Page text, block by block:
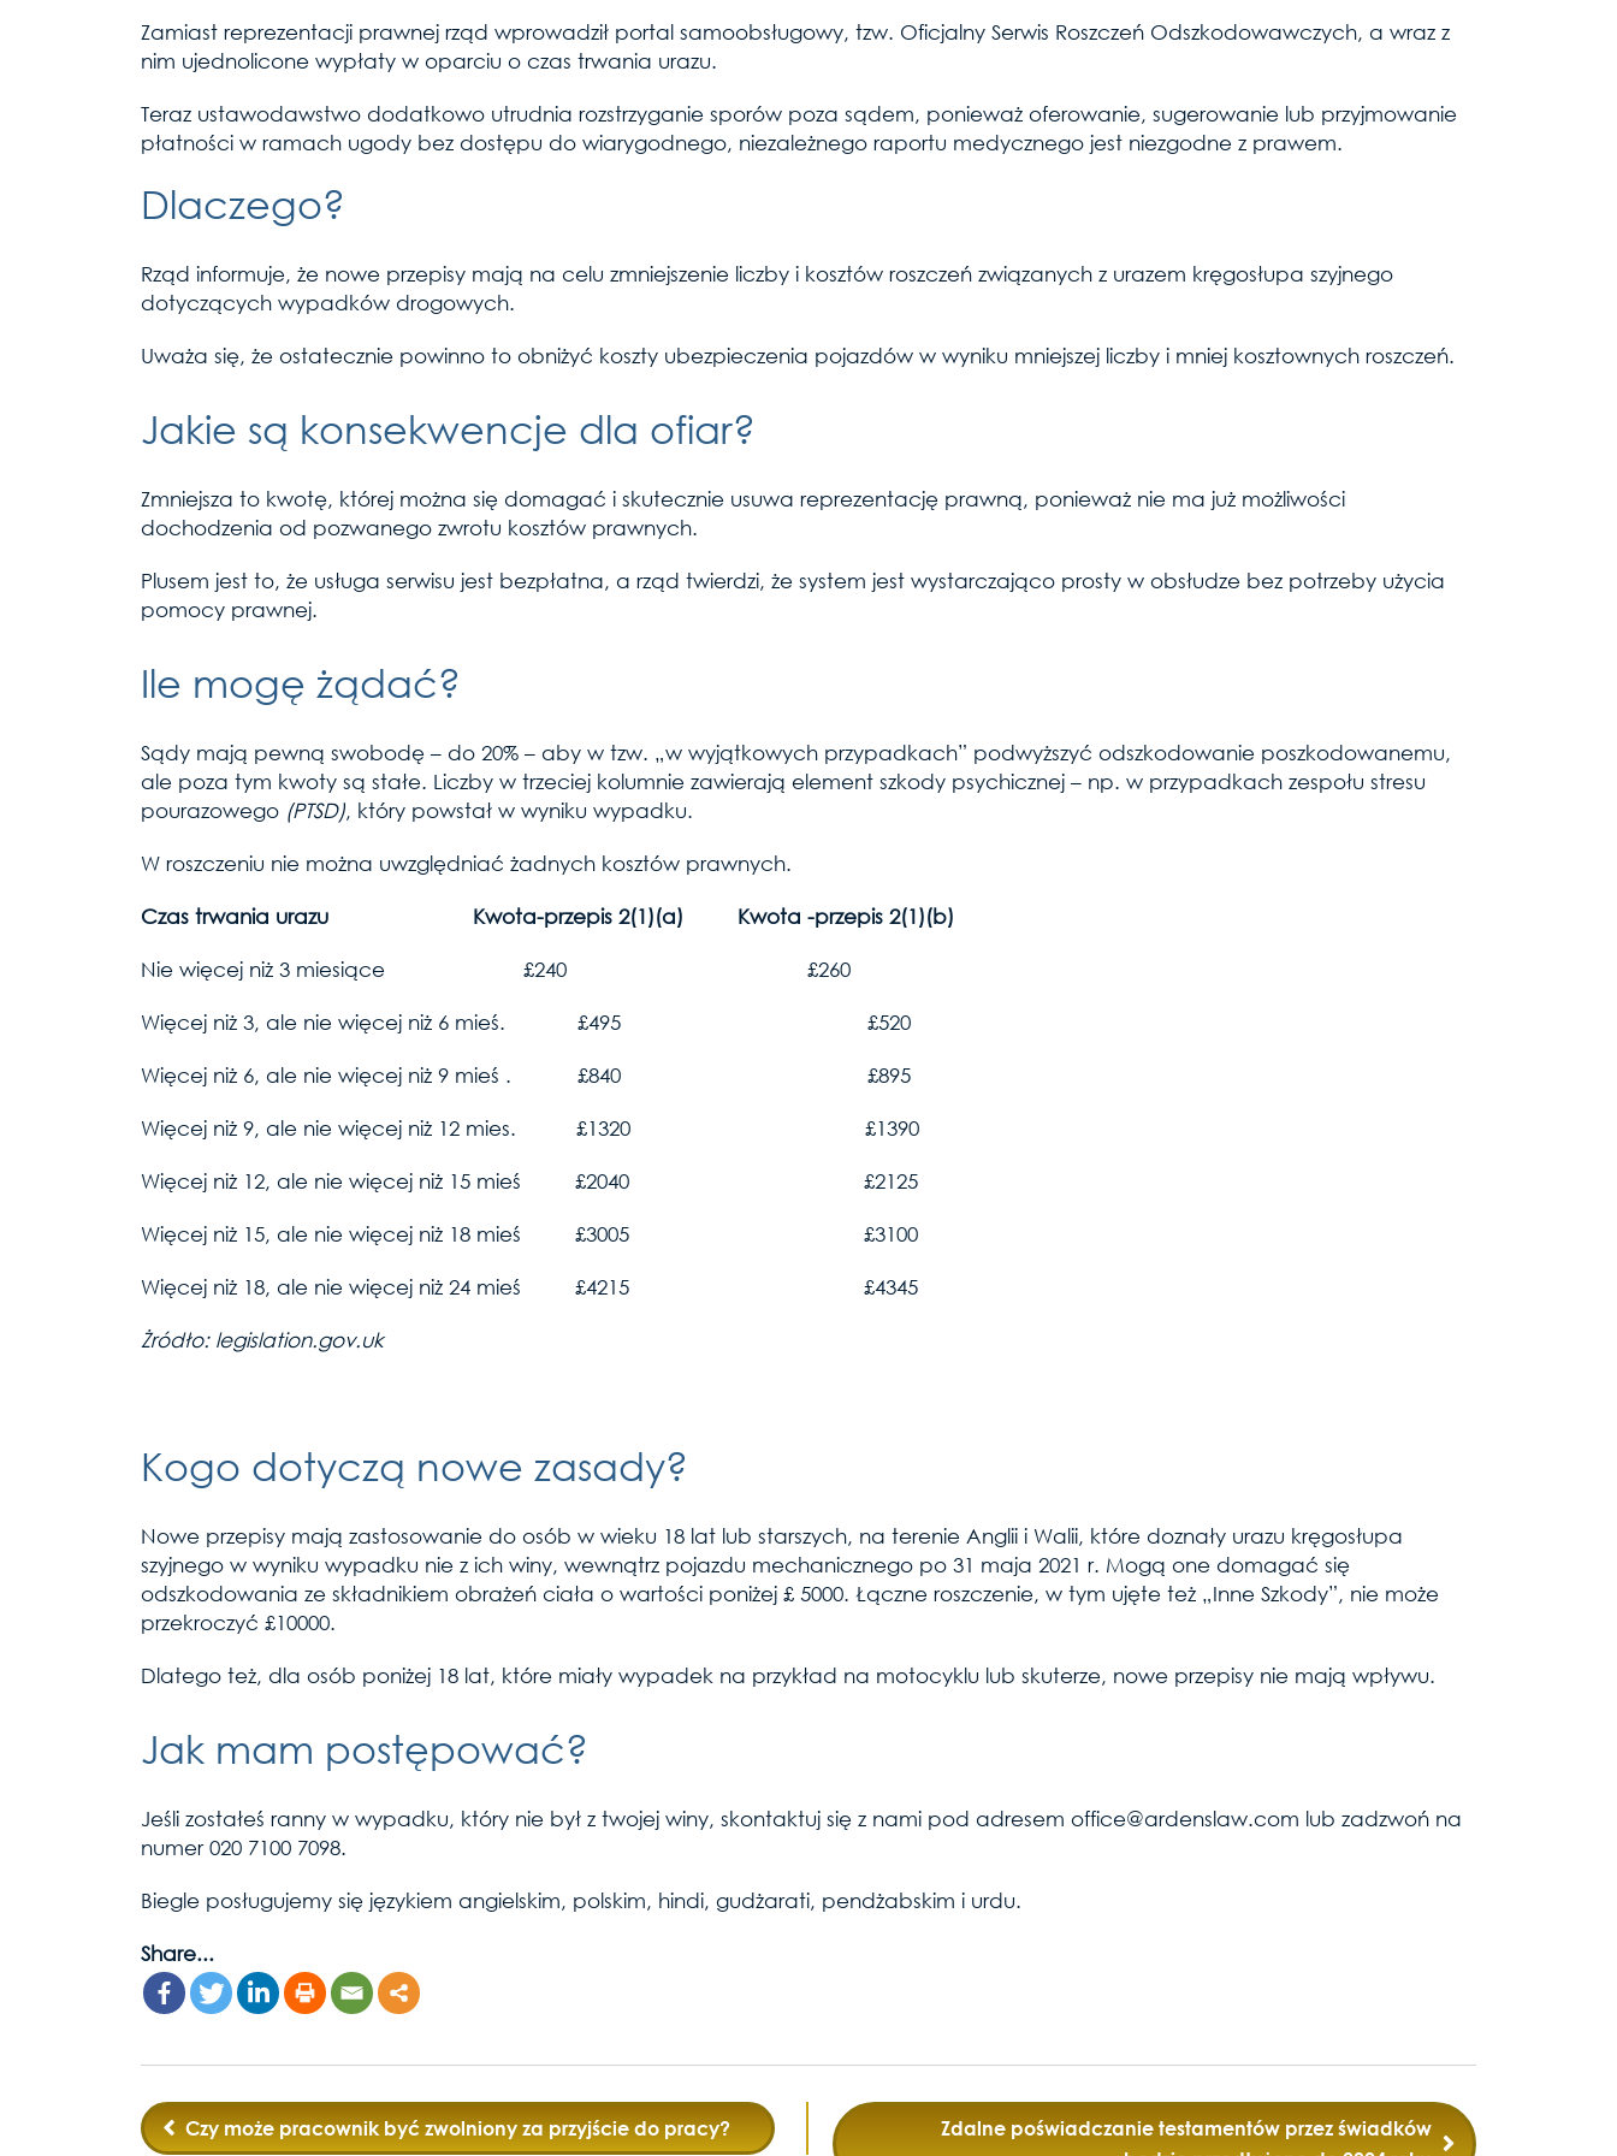
Zamiast reprezentacji prawnej rząd wprowadził portal samoobsługowy, tzw. Oficjalny Serwis Roszczeń Odszkodowawczych, a wraz z
nim ujednolicone wypłaty w oparciu o czas trwania urazu.
Teraz ustawodawstwo dodatkowo utrudnia rozstrzyganie sporów poza sądem, ponieważ ​​oferowanie, sugerowanie lub przyjmowanie
płatności w ramach ugody bez dostępu do wiarygodnego, niezależnego raportu medycznego jest niezgodne z prawem.
Dlaczego?
Rząd informuje, że nowe przepisy mają na celu zmniejszenie liczby i kosztów roszczeń związanych z urazem kręgosłupa szyjnego
dotyczących wypadków drogowych.
Uważa się, że ostatecznie powinno to obniżyć koszty ubezpieczenia pojazdów w wyniku mniejszej liczby i mniej kosztownych roszczeń.
Jakie są konsekwencje dla ofiar?
Zmniejsza to kwotę, której można się domagać i skutecznie usuwa reprezentację prawną, ponieważ nie ma już możliwości
dochodzenia od pozwanego zwrotu kosztów prawnych.
Plusem jest to, że usługa serwisu jest bezpłatna, a rząd twierdzi, że system jest wystarczająco prosty w obsłudze bez potrzeby użycia
pomocy prawnej.
Ile mogę żądać?
Sądy mają pewną swobodę – do 20% – aby w tzw. „w wyjątkowych przypadkach” podwyższyć odszkodowanie poszkodowanemu,
ale poza tym kwoty są stałe. Liczby w trzeciej kolumnie zawierają element szkody psychicznej – np. w przypadkach zespołu stresu
pourazowego (PTSD), który powstał w wyniku wypadku.
W roszczeniu nie można uwzględniać żadnych kosztów prawnych.
Czas trwania urazu Kwota-przepis 2(1)(a) Kwota -przepis 2(1)(b)
Nie więcej niż 3 miesiące £240 £260
Więcej niż 3, ale nie więcej niż 6 mieś. £495 £520
Więcej niż 6, ale nie więcej niż 9 mieś . £840 £895
Więcej niż 9, ale nie więcej niż 12 mies. £1320 £1390
Więcej niż 12, ale nie więcej niż 15 mieś £2040 £2125
Więcej niż 15, ale nie więcej niż 18 mieś £3005 £3100
Więcej niż 18, ale nie więcej niż 24 mieś £4215 £4345
Żródło: legislation.gov.uk
Kogo dotyczą nowe zasady?
Nowe przepisy mają zastosowanie do osób w wieku 18 lat lub starszych, na terenie Anglii i Walii, które doznały urazu kręgosłupa
szyjnego w wyniku wypadku nie z ich winy, wewnątrz pojazdu mechanicznego po 31 maja 2021 r. Mogą one domagać się
odszkodowania ze składnikiem obrażeń ciała o wartości poniżej £ 5000. Łączne roszczenie, w tym ujęte też „Inne Szkody”, nie może
przekroczyć £10000.
Dlatego też, dla osób poniżej 18 lat, które miały wypadek na przykład na motocyklu lub skuterze, nowe przepisy nie mają wpływu.
Jak mam postępować?
Jeśli zostałeś ranny w wypadku, który nie był z twojej winy, skontaktuj się z nami pod adresem office@ardenslaw.com lub zadzwoń na
numer 020 7100 7098.
Biegle posługujemy się językiem angielskim, polskim, hindi, gudżarati, pendżabskim i urdu.
Share...
Post
Czy może pracownik być zwolniony za przyjście do pracy?
Zdalne poświadczanie testamentów przez świadków